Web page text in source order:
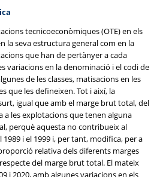
tecnicoeconòmiques (OTE) en els
la seva estructura general com en la
que han de pertànyer a cada
variacions en la denominació i el codi de
de les classes, matisacions en les
que les defineixen. Tot i així, la
igual que amb el marge brut total, del
a les explotacions que tenen alguna
perquè aquesta no contribueix al
i el 1999 i, per tant, modifica, per a
relativa dels diferents marges
del marge brut total. El mateix
i 2020, amb algunes variacions en els